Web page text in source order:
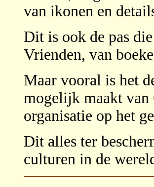
van ikonen en
Dit is ook de pas
Vrienden, van
Maar vooral is het
mogelijk maakt van
organisatie op het
Dit alles ter
culturen in de